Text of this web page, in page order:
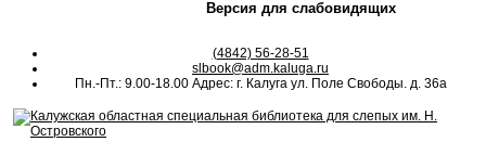
Версия для слабовидящих
(4842) 56-28-51
slbook@adm.kaluga.ru
Пн.-Пт.: 9.00-18.00 Адрес: г. Калуга ул. Поле Свободы. д. 36а